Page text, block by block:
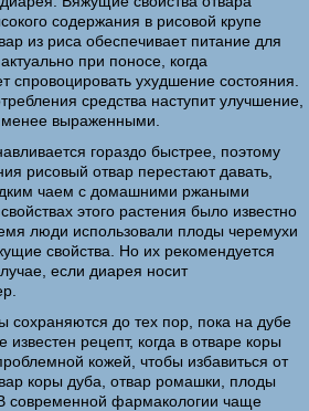
содержания в рисовой крупе
из риса обеспечивает питание для
при поносе, когда
ухудшение состояния.
средства наступит улучшение,
выраженными.
гораздо быстрее, поэтому
рисовый отвар перестают давать,
чаем с домашними ржаными
этого растения было известно
люди использовали плоды черемухи
свойства. Но их рекомендуется
если диарея носит
сохраняются до тех пор, пока на дубе
известен рецепт, когда в отваре коры
кожей, чтобы избавиться от
коры дуба, отвар ромашки, плоды
современной фармакологии чаще